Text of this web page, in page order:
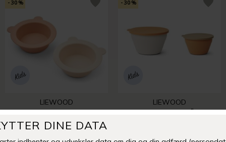
-30%
LIEWOOD
PEONY SUCTION BOWL, 2-PAK | TUSCANY ROSE/APPLE BLOSSOM
DKK 250,00
DKK 175,00
-30%
LIEWOOD
DALE FOLDBARE SKÅLE | ALMOND MULTI MIX